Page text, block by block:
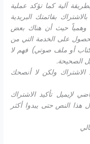
آلية كما تؤكد عملية
بقائمتك البريدية
وهمياً حيث أن هناك بعض
على الخدمة التي من
أو ملف صوتي) فهم لا
الصحيحة.
الاشتراك ولكن لا أنصحك
لإيميل تأكيد الاشتراك
النص حتى يبدوا أكثر